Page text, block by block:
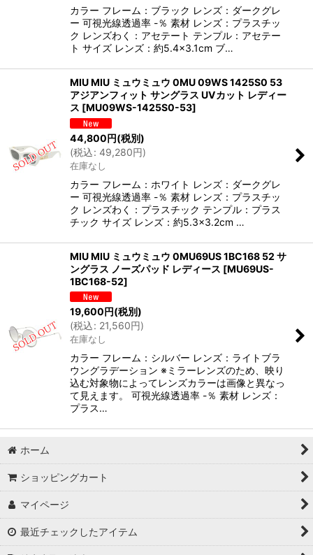
カラー フレーム：ブラック レンズ：ダークグレ
ー 可視光線透過率 -％ 素材 レンズ：プラスチッ
ク レンズわく：アセテート テンプル：アセテー
ト サイズ レンズ：約5.4×3.1cm ブ…
MIU MIU ミュウミュウ 0MU 09WS 1425S0 53
アジアンフィット サングラス UVカット レディー
ス [MU09WS-1425S0-53]
44,800円(税別)
(税込: 49,280円)
在庫なし
カラー フレーム：ホワイト レンズ：ダークグレ
ー 可視光線透過率 -％ 素材 レンズ：プラスチッ
ク レンズわく：プラスチック テンプル：プラス
チック サイズ レンズ：約5.3×3.2cm …
MIU MIU ミュウミュウ 0MU69US 1BC168 52 サ
ングラス ノーズパッド レディース [MU69US-
1BC168-52]
19,600円(税別)
(税込: 21,560円)
在庫なし
カラー フレーム：シルバー レンズ：ライトブラ
ウングラデーション ※ミラーレンズのため、映り
込む対象物によってレンズカラーは画像と異なっ
て見えます。 可視光線透過率 -％ 素材 レンズ：
プラス…
ホーム
ショッピングカート
マイページ
最近チェックしたアイテム